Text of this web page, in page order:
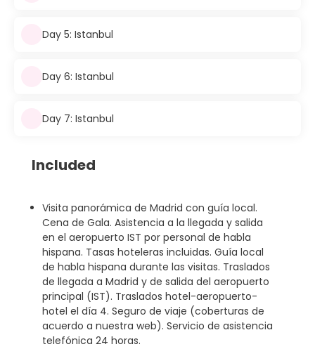
Day 5: Istanbul
Day 6: Istanbul
Day 7: Istanbul
Included
Visita panorámica de Madrid con guía local.
Cena de Gala. Asistencia a la llegada y salida
en el aeropuerto IST por personal de habla
hispana. Tasas hoteleras incluidas. Guía local
de habla hispana durante las visitas. Traslados
de llegada a Madrid y de salida del aeropuerto
principal (IST). Traslados hotel-aeropuerto-
hotel el día 4. Seguro de viaje (coberturas de
acuerdo a nuestra web). Servicio de asistencia
telefónica 24 horas.